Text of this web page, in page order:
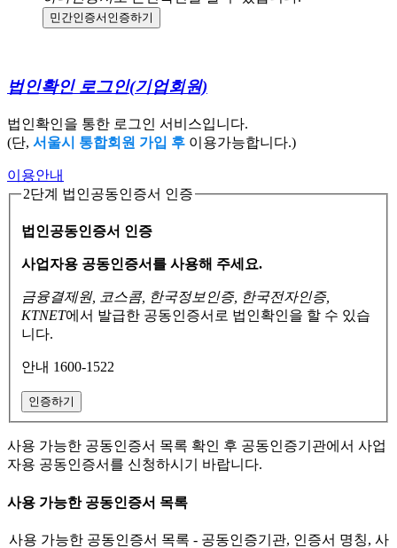
민간인증서 인증하기
법인확인 로그인(기업회원)
법인확인을 통한 로그인 서비스입니다.
(단, 서울시 통합회원 가입 후 이용가능합니다.)
이용안내
2단계 법인공동인증서 인증
법인공동인증서 인증
사업자용 공동인증서를 사용해 주세요.
금융결제원, 코스콤, 한국정보인증, 한국전자인증,
KTNET에서 발급한 공동인증서로 법인확인을 할 수 있습
니다.
안내 1600-1522
인증하기
사용 가능한 공동인증서 목록 확인 후 공동인증기관에서 사업
자용 공동인증서를 신청하시기 바랍니다.
사용 가능한 공동인증서 목록
사용 가능한 공동인증서 목록 - 공동인증기관, 인증서 명칭, 사